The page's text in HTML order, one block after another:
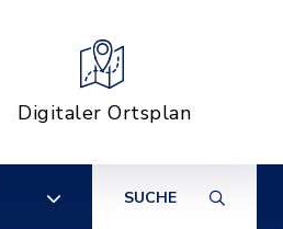
Digitaler Ortsplan
SUCHE